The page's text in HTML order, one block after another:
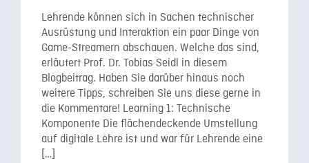
Lehrende können sich in Sachen technischer
Ausrüstung und Interaktion ein paar Dinge von
Game-Streamern abschauen. Welche das sind,
erläutert Prof. Dr. Tobias Seidl in diesem
Blogbeitrag. Haben Sie darüber hinaus noch
weitere Tipps, schreiben Sie uns diese gerne in
die Kommentare! Learning 1: Technische
Komponente Die flächendeckende Umstellung
auf digitale Lehre ist und war für Lehrende eine
[…]